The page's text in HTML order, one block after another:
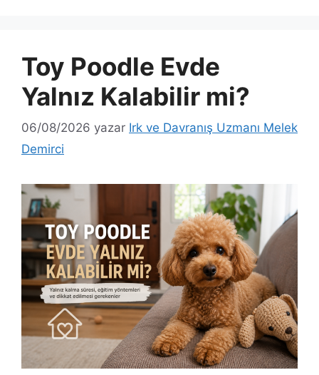
Toy Poodle Evde
Yalnız Kalabilir mi?
06/08/2026 yazar Irk ve Davranış Uzmanı Melek
Demirci